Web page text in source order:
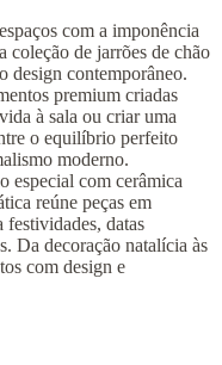
com a imponência
coleção de jarrões de chão
design contemporâneo.
premium criadas
à sala ou criar uma
o equilíbrio perfeito
moderno.
especial com cerâmica
reúne peças em
festividades, datas
Da decoração natalícia às
com design e